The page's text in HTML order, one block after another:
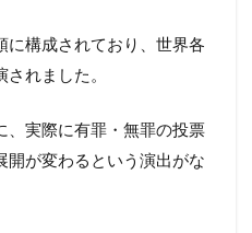
に構成されており、世界各
れました。
、実際に有罪・無罪の投票
開が変わるという演出がな